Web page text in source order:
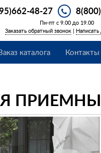
48-27
Пн-пт с 9.00 до 19.00
Заказать обратный звонок |
каталога Контакты